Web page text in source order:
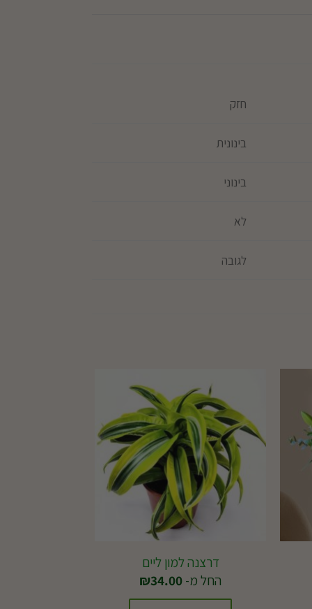
חזק
בינונית
בינוני
לא
לגובה
דרצנה למון ליים
החל מ-
₪34.00